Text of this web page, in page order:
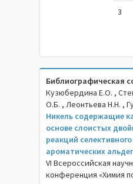
3
Библиографическая
Кузюбердина Е.О. ,
О.Б. , Леонтьева Н.Н. ,
Никель содержащие
основе слоистых
реакций
ароматических
VI Всероссийская
конференция «Химия